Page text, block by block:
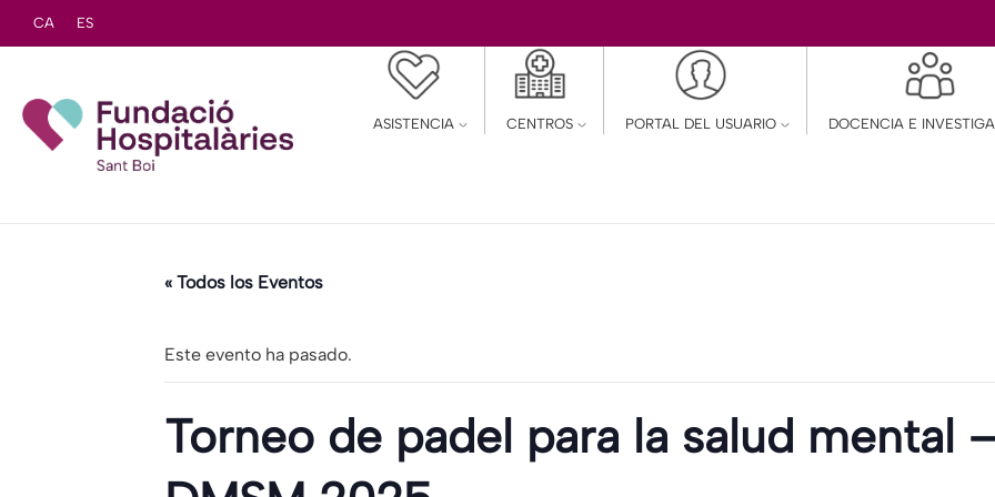
CA ES
ASISTENCIA CENTROS PORTAL DEL USUARIO DOCENCIA E
« Todos los Eventos
Este evento ha pasado.
Torneo de padel para la salud mental